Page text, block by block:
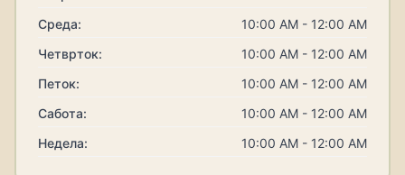
Среда:
10:00 AM - 12:00 AM
Четврток:
10:00 AM - 12:00 AM
Петок:
10:00 AM - 12:00 AM
Сабота:
10:00 AM - 12:00 AM
Недела:
10:00 AM - 12:00 AM